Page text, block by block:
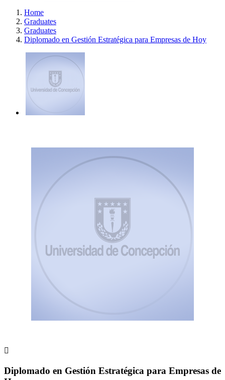
Home
Graduates
Graduates
Diplomado en Gestión Estratégica para Empresas de Hoy

Diplomado en Gestión Estratégica para Empresas de